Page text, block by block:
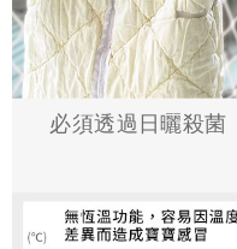
必須透過日曬殺菌